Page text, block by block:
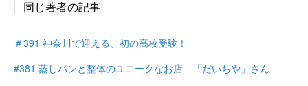
同じ著者の記事
＃391 神奈川で迎える、初の高校受験！
#381 蒸しパンと整体のユニークなお店 「だいちや」さん